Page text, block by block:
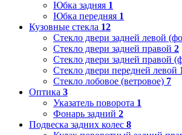
Юбка задняя 1
Юбка передняя 1
Кузовные стекла 12
Стекло двери задней левой
Стекло двери задней правой 2
Стекло двери задней правой
Стекло двери передней левой
Стекло лобовое (ветровое) 7
Оптика 3
Указатель поворота 1
Фонарь задний 2
Подвеска задних колес 8